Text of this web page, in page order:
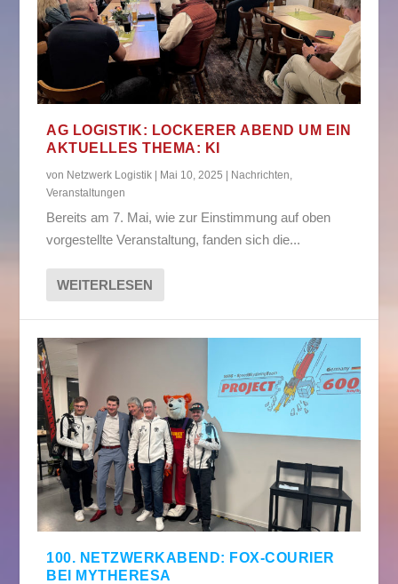
AG LOGISTIK: LOCKERER ABEND UM EIN
AKTUELLES THEMA: KI
von Netzwerk Logistik | Mai 10, 2025 | Nachrichten,
Veranstaltungen
Bereits am 7. Mai, wie zur Einstimmung auf oben
vorgestellte Veranstaltung, fanden sich die...
WEITERLESEN
100. NETZWERKABEND: FOX-COURIER
BEI MYTHERESA